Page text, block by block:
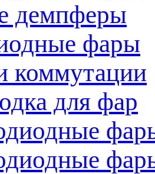
демпферы
фары
коммутации
для фар